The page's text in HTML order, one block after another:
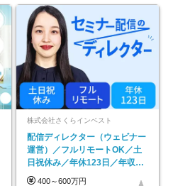
株式会社さくらインベスト
配信ディレクター（ウェビナー
運営）／フルリモートOK／土
日祝休み／年休123日／年収
600万円可
400～600万円